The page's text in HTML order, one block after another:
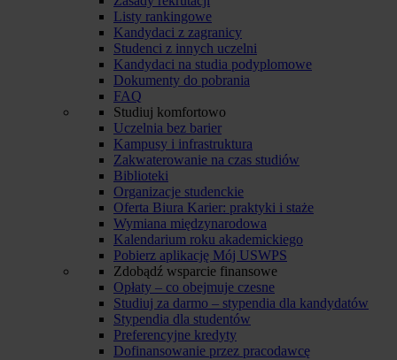
Listy rankingowe
Kandydaci z zagranicy
Studenci z innych uczelni
Kandydaci na studia podyplomowe
Dokumenty do pobrania
FAQ
Studiuj komfortowo
Uczelnia bez barier
Kampusy i infrastruktura
Zakwaterowanie na czas studiów
Biblioteki
Organizacje studenckie
Oferta Biura Karier: praktyki i staże
Wymiana międzynarodowa
Kalendarium roku akademickiego
Pobierz aplikację Mój USWPS
Zdobądź wsparcie finansowe
Opłaty – co obejmuje czesne
Studiuj za darmo – stypendia dla kandydatów
Stypendia dla studentów
Preferencyjne kredyty
Dofinansowanie przez pracodawcę